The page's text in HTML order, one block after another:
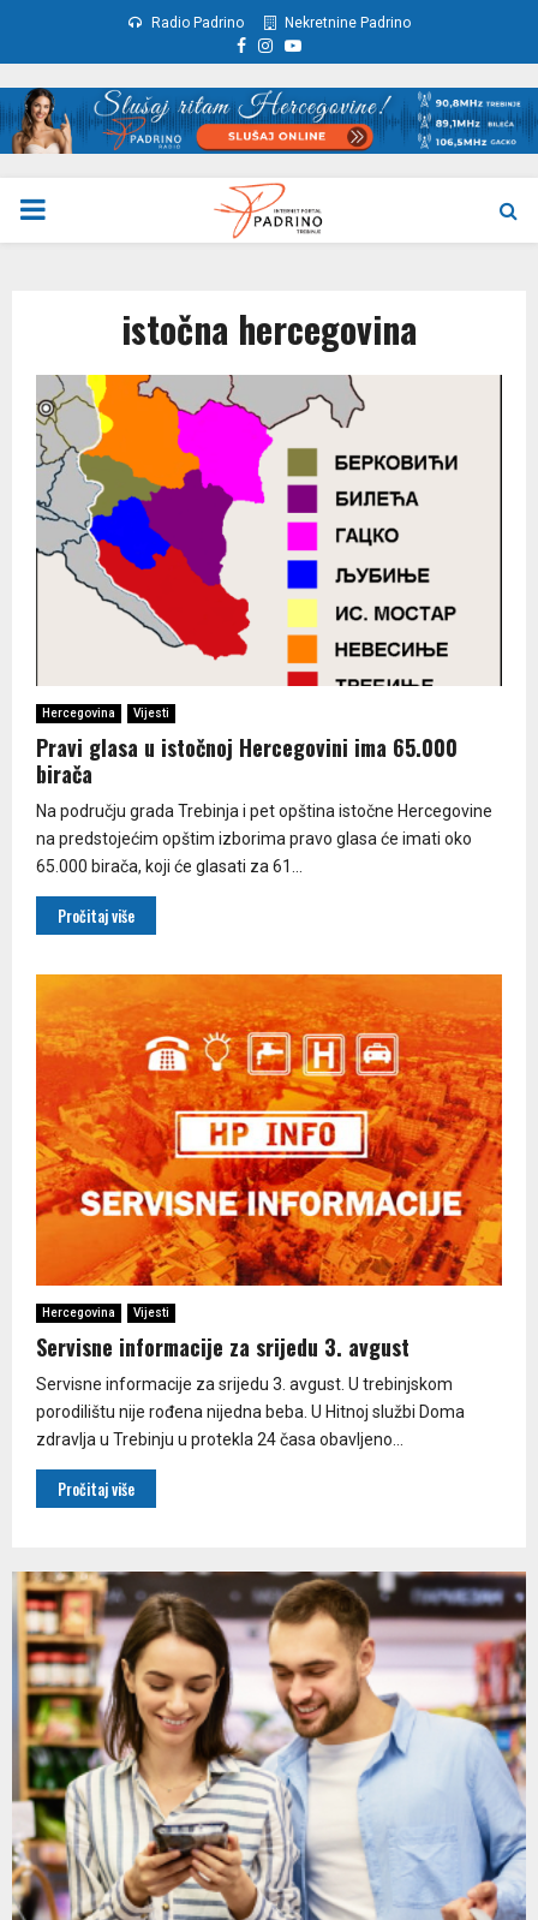
Radio Padrino Nekretnine Padrino
Facebook
Instagram
Youtube
PRIMARY
istočna hercegovina
Hercegovina Vijesti
Pravi glasa u istočnoj Hercegovini ima 65.000
birača
Na području grada Trebinja i pet opština istočne Hercegovine
na predstojećim opštim izborima pravo glasa će imati oko
65.000 birača, koji će glasati za 61...
Pročitaj više
Hercegovina Vijesti
Servisne informacije za srijedu 3. avgust
Servisne informacije za srijedu 3. avgust. U trebinjskom
porodilištu nije rođena nijedna beba. U Hitnoj službi Doma
zdravlja u Trebinju u protekla 24 časa obavljeno...
Pročitaj više